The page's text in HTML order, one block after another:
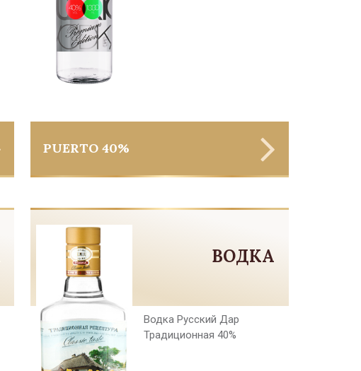
PUERTO 40%
ВОДКА
Водка Русский Дар
Традиционная 40%